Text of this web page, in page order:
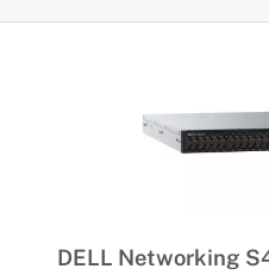
DELL Networking